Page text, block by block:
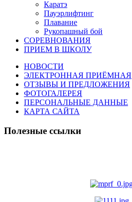
Каратэ
Пауэрлифтинг
Плавание
Рукопашный бой
СОРЕВНОВАНИЯ
ПРИЕМ В ШКОЛУ
НОВОСТИ
ЭЛЕКТРОННАЯ ПРИЁМНАЯ
ОТЗЫВЫ И ПРЕДЛОЖЕНИЯ
ФОТОГАЛЕРЕЯ
ПЕРСОНАЛЬНЫЕ ДАННЫЕ
КАРТА САЙТА
Полезные ссылки